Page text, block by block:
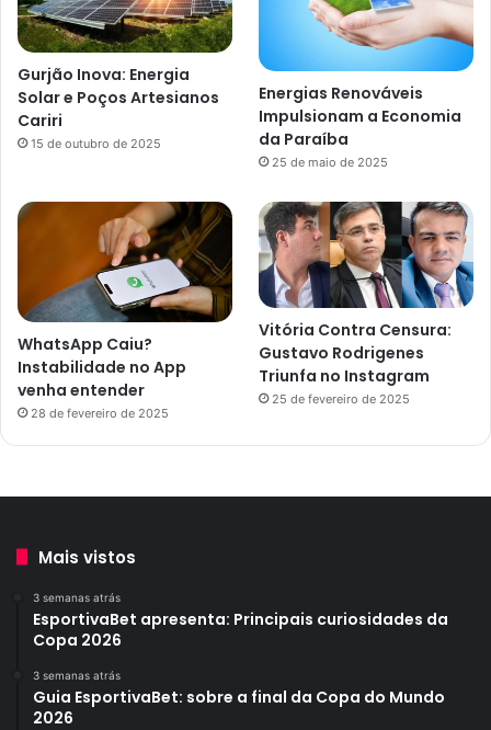
Gurjão Inova: Energia
Solar e Poços Artesianos
Cariri
15 de outubro de 2025
Energias Renováveis
Impulsionam a Economia
da Paraíba
25 de maio de 2025
WhatsApp Caiu?
Instabilidade no App
venha entender
28 de fevereiro de 2025
Vitória Contra Censura:
Gustavo Rodrigenes
Triunfa no Instagram
25 de fevereiro de 2025
Mais vistos
3 semanas atrás
EsportivaBet apresenta: Principais curiosidades da
Copa 2026
3 semanas atrás
Guia EsportivaBet: sobre a final da Copa do Mundo
2026